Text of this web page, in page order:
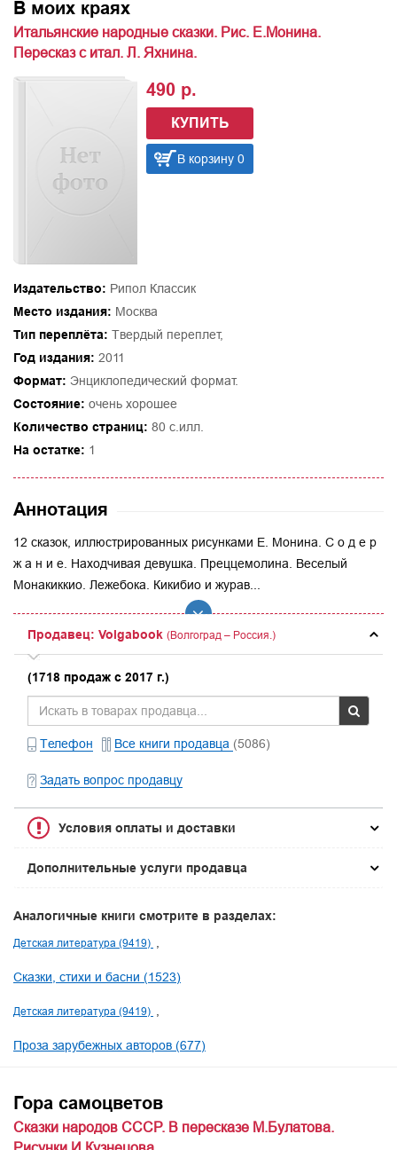
В моих краях
Итальянские народные сказки. Рис. Е.Монина.
Пересказ с итал. Л. Яхнина.
490 р.
КУПИТЬ
В корзину 0
Издательство: Рипол Классик
Место издания: Москва
Тип переплёта: Твердый переплет,
Год издания: 2011
Формат: Энциклопедический формат.
Состояние: очень хорошее
Количество страниц: 80 с.илл.
На остатке: 1
Аннотация
12 сказок, иллюстрированных рисунками Е. Монина. С о д е р
ж а н и е. Находчивая девушка. Преццемолина. Веселый
Монакиккио. Лежебока. Кикибио и журав...
Продавец: Volgabook (Волгоград – Россия.)
(1718 продаж с 2017 г.)
Телефон Все книги продавца (5086)
Задать вопрос продавцу
Условия оплаты и доставки
Дополнительные услуги продавца
Аналогичные книги смотрите в разделах:
Детская литература (9419)
Сказки, стихи и басни (1523)
Детская литература (9419)
Проза зарубежных авторов (677)
Гора самоцветов
Сказки народов СССР. В пересказе М.Булатова.